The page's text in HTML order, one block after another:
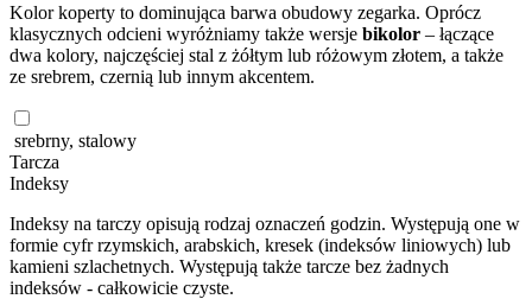
Kolor koperty to dominująca barwa obudowy zegarka. Oprócz
klasycznych odcieni wyróżniamy także wersje bikolor – łączące
dwa kolory, najczęściej stal z żółtym lub różowym złotem, a także
ze srebrem, czernią lub innym akcentem.
srebrny, stalowy
Tarcza
Indeksy
Indeksy na tarczy opisują rodzaj oznaczeń godzin. Występują one w
formie cyfr rzymskich, arabskich, kresek (indeksów liniowych) lub
kamieni szlachetnych. Występują także tarcze bez żadnych
indeksów - całkowicie czyste.